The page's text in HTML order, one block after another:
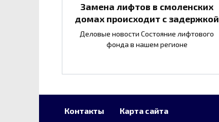
Замена лифтов в смоленских
домах происходит с задержкой
Деловые новости Состояние лифтового
фонда в нашем регионе
Контакты Карта сайта